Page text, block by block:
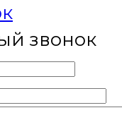
звонок